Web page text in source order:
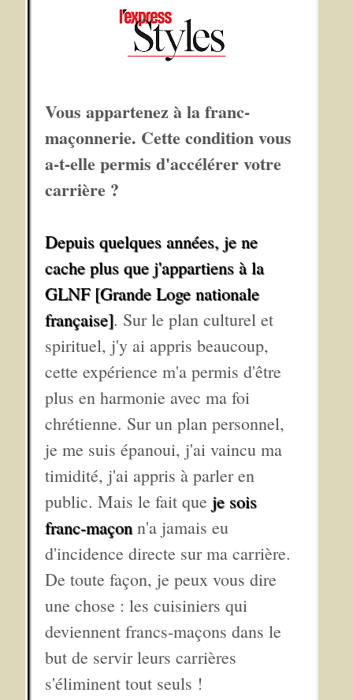
Vous appartenez à la franc-
maçonnerie. Cette condition vous
a-t-elle permis d'accélérer votre
carrière ?
Depuis quelques années, je ne
cache plus que j'appartiens à la
GLNF [Grande Loge nationale
française]. Sur le plan culturel et
spirituel, j'y ai appris beaucoup,
cette expérience m'a permis d'être
plus en harmonie avec ma foi
chrétienne. Sur un plan personnel,
je me suis épanoui, j'ai vaincu ma
timidité, j'ai appris à parler en
public. Mais le fait que je sois
franc-maçon n'a jamais eu
d'incidence directe sur ma carrière.
De toute façon, je peux vous dire
une chose : les cuisiniers qui
deviennent francs-maçons dans le
but de servir leurs carrières
s'éliminent tout seuls !